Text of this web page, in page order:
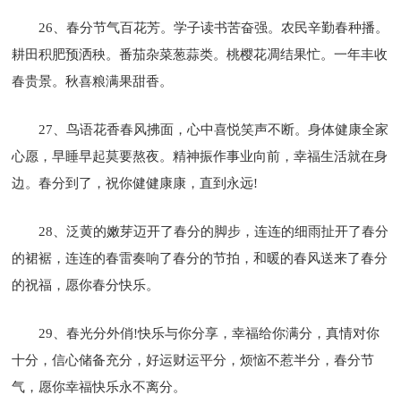
26、春分节气百花芳。学子读书苦奋强。农民辛勤春种播。
耕田积肥预洒秧。番茄杂菜葱蒜类。桃樱花凋结果忙。一年丰收
春贵景。秋喜粮满果甜香。
27、鸟语花香春风拂面，心中喜悦笑声不断。身体健康全家
心愿，早睡早起莫要熬夜。精神振作事业向前，幸福生活就在身
边。春分到了，祝你健健康康，直到永远!
28、泛黄的嫩芽迈开了春分的脚步，连连的细雨扯开了春分
的裙裾，连连的春雷奏响了春分的节拍，和暖的春风送来了春分
的祝福，愿你春分快乐。
29、春光分外俏!快乐与你分享，幸福给你满分，真情对你
十分，信心储备充分，好运财运平分，烦恼不惹半分，春分节
气，愿你幸福快乐永不离分。